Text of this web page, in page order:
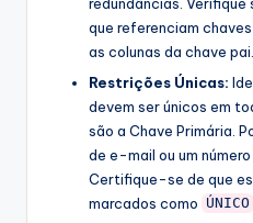
redundâncias. Verifique
que referenciam
as colunas da chave pai.
Restrições Únicas:
devem ser únicos em
são a Chave Primária.
de e-mail ou um
Certifique-se de que
marcados como ÚNICO